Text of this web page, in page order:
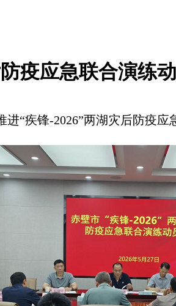
疫应急联合演练
“疾锋-2026”两湖灾后防疫